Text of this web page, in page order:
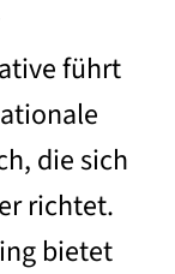
führt
die sich
richtet.
bietet